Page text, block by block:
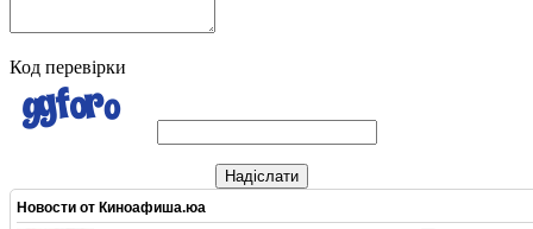
Код перевірки
Надіслати
Новости от Киноафиша.юа